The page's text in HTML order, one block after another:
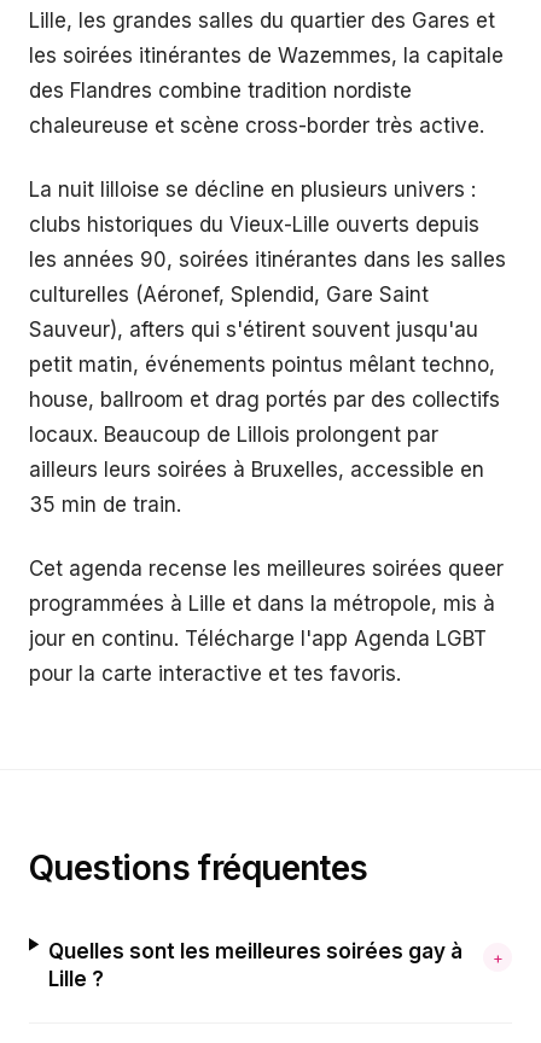
Lille, les grandes salles du quartier des Gares et
les soirées itinérantes de Wazemmes, la capitale
des Flandres combine tradition nordiste
chaleureuse et scène cross-border très active.
La nuit lilloise se décline en plusieurs univers :
clubs historiques du Vieux-Lille ouverts depuis
les années 90, soirées itinérantes dans les salles
culturelles (Aéronef, Splendid, Gare Saint
Sauveur), afters qui s'étirent souvent jusqu'au
petit matin, événements pointus mêlant techno,
house, ballroom et drag portés par des collectifs
locaux. Beaucoup de Lillois prolongent par
ailleurs leurs soirées à Bruxelles, accessible en
35 min de train.
Cet agenda recense les meilleures soirées queer
programmées à Lille et dans la métropole, mis à
jour en continu. Télécharge l'app Agenda LGBT
pour la carte interactive et tes favoris.
Questions fréquentes
Quelles sont les meilleures soirées gay à
Lille ?
+